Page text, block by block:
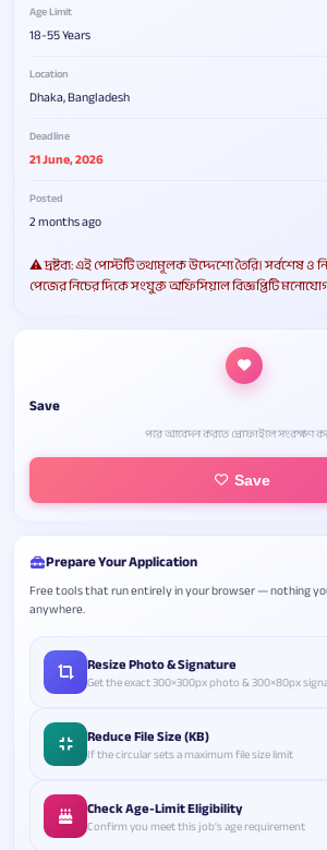
Age Limit
18-55 Years
Location
Dhaka, Bangladesh
Deadline
21 June, 2026
Posted
2 months ago
⚠️ দ্রষ্টব্য: এই পোস্টটি তথ্যমূলক উদ্দেশ্যে তৈরি। সর্বশেষ ও
পেজের নিচের দিকে সংযুক্ত অফিসিয়াল বিজ্ঞপ্তিটি
Save
পরে আবেদন করতে প্রোফাইলে সংরক্ষণ
Save
Prepare Your Application
Free tools that run entirely in your browser — nothing
anywhere.
Resize Photo & Signature
Get the exact 300×300px photo & 300×80px
Reduce File Size (KB)
If the circular sets a maximum file size limit
Check Age-Limit Eligibility
Confirm you meet this job's age requirement